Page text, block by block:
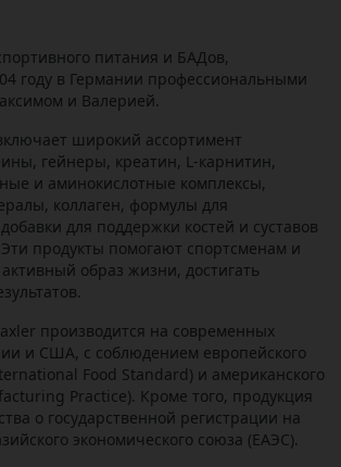
питания и БАДов,
году в Германии профессиональными
и Валерией.
широкий ассортимент
гейнеры, креатин, L-карнитин,
и аминокислотные комплексы,
коллаген, формулы для
для поддержки костей и суставов
продукты помогают спортсменам и
образ жизни, достигать
производится на современных
и США, с соблюдением европейского
Food Standard) и американского
Practice). Кроме того, продукция
о государственной регистрации на
экономического союза (ЕАЭС).